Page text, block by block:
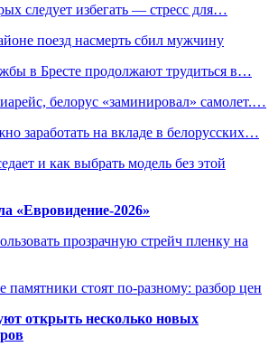
следует избегать — стресс для…
поезд насмерть сбил мужчину
в Бресте продолжают трудиться в…
белорус «заминировал» самолет.…
заработать на вкладе в белорусских…
и как выбрать модель без этой
«Евровидение-2026»
прозрачную стрейч пленку на
стоят по-разному: разбор цен
открыть несколько новых